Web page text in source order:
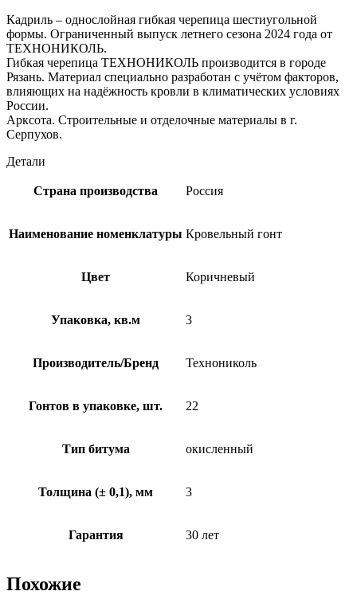
Кадриль – однослойная гибкая черепица шестиугольной
формы. Ограниченный выпуск летнего сезона 2024 года от
ТЕХНОНИКОЛЬ.
Гибкая черепица ТЕХНОНИКОЛЬ производится в городе
Рязань. Материал специально разработан с учётом факторов,
влияющих на надёжность кровли в климатических условиях
России.
Арксота. Строительные и отделочные материалы в г.
Серпухов.
Детали
Страна производства Россия
Наименование номенклатуры Кровельный гонт
Цвет Коричневый
Упаковка, кв.м 3
Производитель/Бренд Технониколь
Гонтов в упаковке, шт. 22
Тип битума окисленный
Толщина (± 0,1), мм 3
Гарантия 30 лет
Похожие